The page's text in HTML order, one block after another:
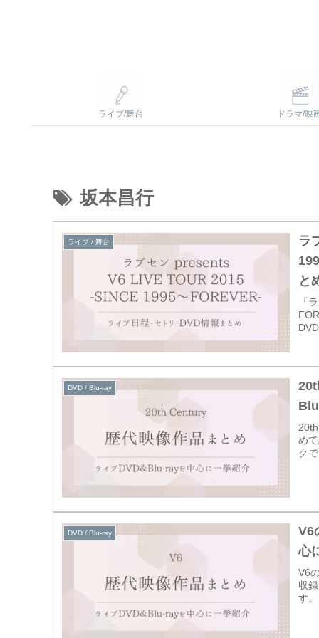
ライブ/舞台 ドラマ/映
坂本昌行
ライブ / 舞台
ラ
と
「
DVD / Blu-ray
め
ク
DVD / Blu-ray
V6
心
V6
収
す。